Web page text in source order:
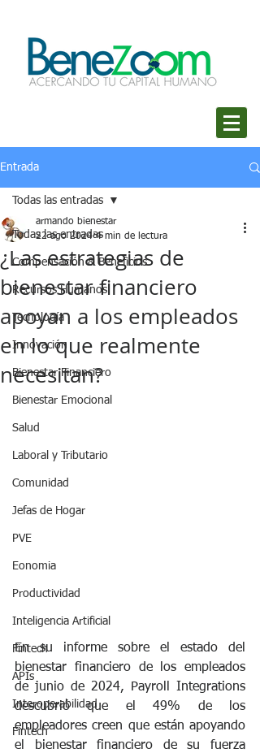
Entrada
Todas las entradas
Compensación & Beneficios
Recursos Humanos
Tecnología
Innovación
Bienestar Financiero
Bienestar Emocional
Salud
Laboral y Tributario
Comunidad
Jefas de Hogar
PVE
Eonomia
Productividad
Inteligencia Artificial
Fintech
APIs
Interoperabilidad
Fintech
Todas las entradas
¿Las estrategias de
bienestar financiero
apoyan a los empleados
en lo que realmente
necesitan?
armando bienestar
22 ago 2024 4 min de lectura
En su informe sobre el estado del
bienestar financiero de los empleados
de junio de 2024, Payroll Integrations
descubrió que el 49% de los
empleadores creen que están apoyando
el bienestar financiero de su fuerza